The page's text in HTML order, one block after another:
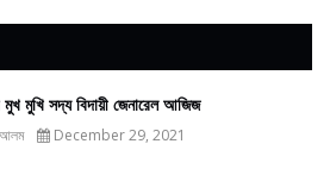
মুখি সদ্য বিদায়ী জেনারেল আজিজ
আলম December 29, 2021